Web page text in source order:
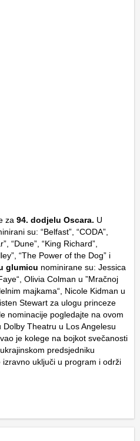
za 94. dodjelu Oscara. U
su: “Belfast”, “CODA”,
“Dune”, “King Richard”,
“The Power of the Dog” i
glumicu nominirane su: Jessica
Olivia Colman u ”Mračnoj
majkama“, Nicole Kidman u
Stewart za ulogu princeze
nominacije pogledajte na ovom
Theatru u Los Angelesu
je kolege na bojkot svečanosti
predsjedniku
izravno uključi u program i održi